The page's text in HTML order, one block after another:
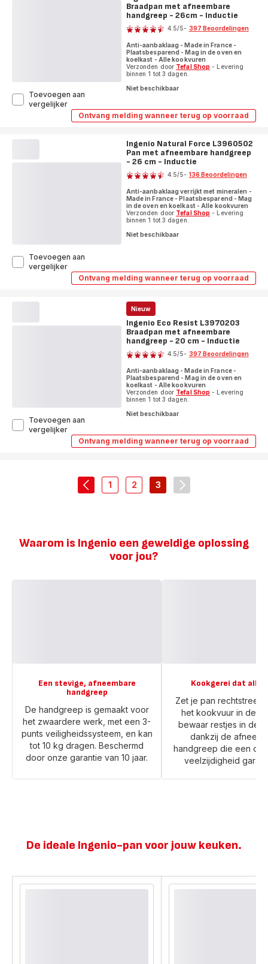
afneembare
handgreep
24
-
Inductie
Ontvang melding wanneer terug op voorraad
Ingenio
L3970503
Braadpan
met
handgreep
26cm
-
Inductie
Braadpan met afneembare
handgreep - 26cm - Inductie
Beoordeling
4.5/5- 397 Beoordelingen
Anti-aanbaklaag - Made in France -
Plaatsbesparend - Mag in de oven en
koelkast - Alle kookvuren
Verzonden door Tefal Shop - Levering
binnen 1 tot 3 dagen.
Niet beschikbaar
Toevoegen aan
vergelijkerIngenio
Eco
Resist
afneembare
Ontvang melding wanneer terug op voorraad
Ingenio
met
afneembare
handgreep
26
-
Inductie
Ingenio Natural Force L3960502
Pan met afneembare handgreep
- 26 cm - Inductie
Beoordeling
4.5/5- 136 Beoordelingen
Anti-aanbaklaag verrijkt met mineralen -
Made in France - Plaatsbesparend - Mag
in de oven en koelkast - Alle kookvuren
Verzonden door Tefal Shop - Levering
binnen 1 tot 3 dagen.
Niet beschikbaar
Toevoegen aan
vergelijkerIngenio
Natural
Force
afneembare
Ontvang melding wanneer terug op voorraad
Ingenio
Braadpan
met
afneembare
Inductie
Nieuw
Ingenio Eco Resist L3970203
Braadpan met afneembare
handgreep - 20 cm - Inductie
Beoordeling
4.5/5- 397 Beoordelingen
Anti-aanbaklaag - Made in France -
Plaatsbesparend - Mag in de oven en
koelkast - Alle kookvuren
Verzonden door Tefal Shop - Levering
binnen 1 tot 3 dagen.
Niet beschikbaar
Toevoegen aan
vergelijkerIngenio
Eco
Resist
met
afneembare
handgreep
Inductie
navigation.pagination.actions.prev
1-
2
-
3
-
Waarom is Ingenio een geweldige oplossing
voor jou?
Een stevige, afneembare
handgreep
De handgreep is gemaakt voor
het zwaardere werk, met een 3-
punts veiligheidssysteem, en kan
tot 10 kg dragen. Beschermd
door onze garantie van 10 jaar.
Kookgerei dat alles
Zet je pan
het kookvuur in de
bewaar restjes in de
dankzij de
handgreep die een
veelzijdigheid
De ideale Ingenio-pan voor jouw keuken.